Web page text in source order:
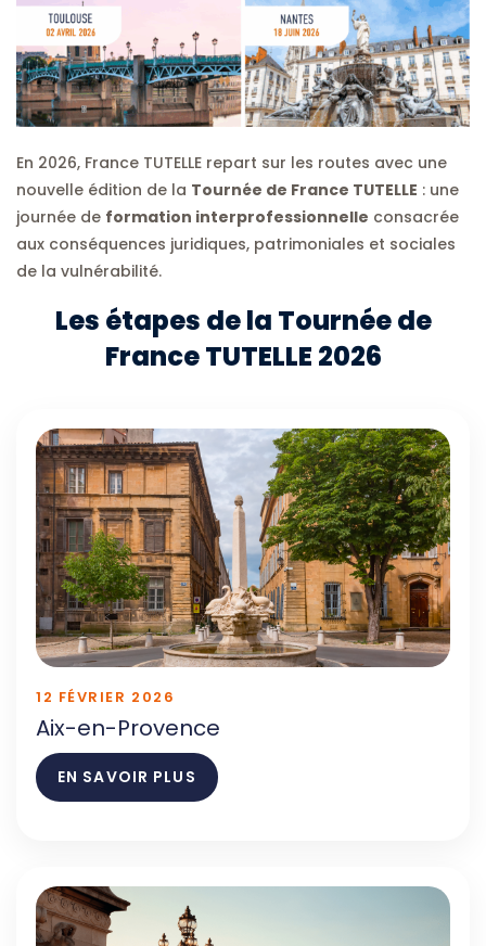
En 2026, France TUTELLE repart sur les routes avec une
nouvelle édition de la Tournée de France TUTELLE : une
journée de formation interprofessionnelle consacrée
aux conséquences juridiques, patrimoniales et sociales
de la vulnérabilité.
Les étapes de la Tournée de
France TUTELLE 2026
12 FÉVRIER 2026
Aix-en-Provence
EN SAVOIR PLUS